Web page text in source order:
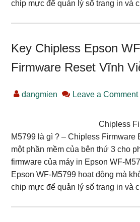
chip mực để quản lý số trang in và
Key Chipless Epson
Firmware Reset Vĩnh
dangmien Leave a Comment
Chipless
M5799 là gì ? – Chipless Firmware
một phần mềm của bên thứ 3 cho
firmware của máy in Epson WF-
Epson WF-M5799 hoạt động mà
chip mực để quản lý số trang in và